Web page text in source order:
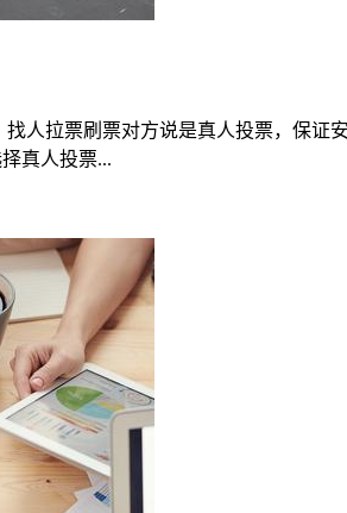
人拉票刷票对方说是真人投票，保
真人投票...